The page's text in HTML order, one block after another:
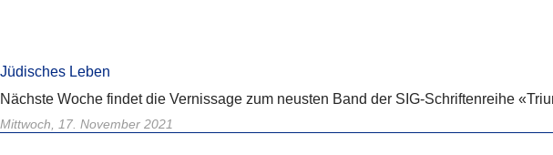
Jüdisches Leben
Nächste Woche findet die Vernissage zum neusten Band der SIG-Schriftenreihe
Mittwoch, 17. November 2021